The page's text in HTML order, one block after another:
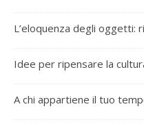
L’eloquenza degli oggetti:
Idee per ripensare la
A chi appartiene il tuo